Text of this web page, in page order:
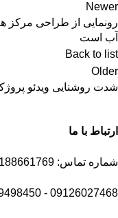
Newer
آب است
Back to list
Older
شدت روشنایی ویدئو
ارتباط با ما
شماره تماس: 02188661769
09126027468 - 09129498450